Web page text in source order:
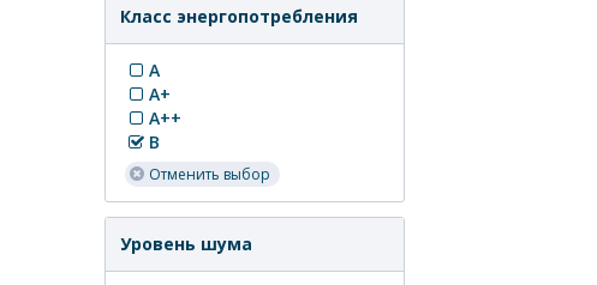
Класс энергопотребления
A
A+
A++
B
Отменить выбор
Уровень шума